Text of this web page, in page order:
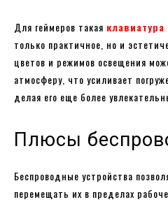
Для геймеров такая
только практичное, но и
цветов и режимов освещения
атмосферу, что усиливает
делая его еще более
Плюсы
Беспроводные устройства
перемещать их в пределах